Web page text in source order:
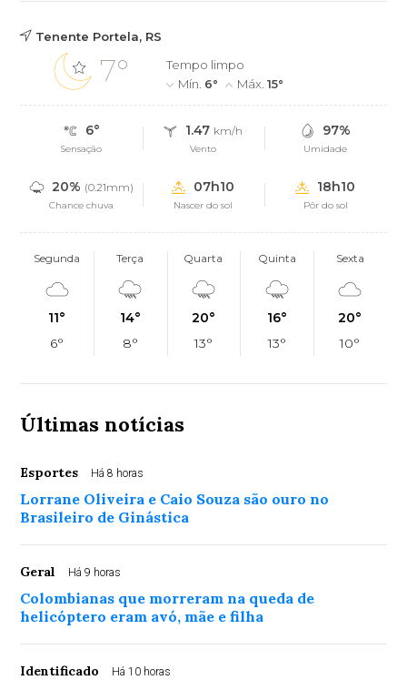
Tenente Portela, RS
7°
Tempo limpo
Mín. 6° Máx.15°
6°
Sensação
1.47 km/h
Vento
97%
Umidade
20% (0.21mm)
Chance chuva
07h10
Nascer do sol
18h10
Pôr do sol
Segunda
11°
6°
Terça
14°
8°
Quarta
20°
13°
Quinta
16°
13°
Sexta
20°
10°
Últimas notícias
Esportes Há 8 horas
Lorrane Oliveira e Caio Souza são ouro no
Brasileiro de Ginástica
Geral Há 9 horas
Colombianas que morreram na queda de
helicóptero eram avó, mãe e filha
Identificado Há 10 horas